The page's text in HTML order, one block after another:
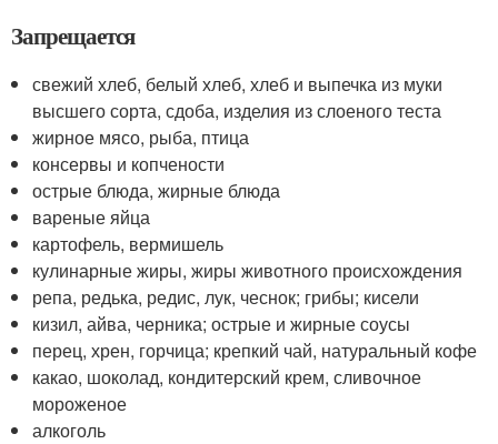
Запрещается
свежий хлеб, белый хлеб, хлеб и выпечка из муки
высшего сорта, сдоба, изделия из слоеного теста
жирное мясо, рыба, птица
консервы и копчености
острые блюда, жирные блюда
вареные яйца
картофель, вермишель
кулинарные жиры, жиры животного происхождения
репа, редька, редис, лук, чеснок; грибы; кисели
кизил, айва, черника; острые и жирные соусы
перец, хрен, горчица; крепкий чай, натуральный кофе
какао, шоколад, кондитерский крем, сливочное
мороженое
алкоголь